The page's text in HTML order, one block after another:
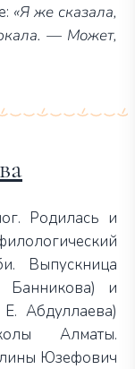
«Я же сказала,
— Может,
Родилась и
Выпускница
Банникова) и
Абдуллаева)
Алматы.
Юзефович